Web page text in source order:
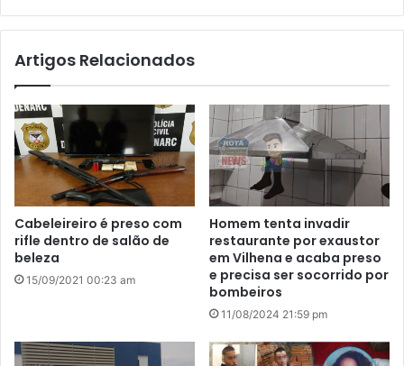
te
Artigos Relacionados
Cabeleireiro é preso com
rifle dentro de salão de
beleza
15/09/2021 00:23 am
Homem tenta invadir
restaurante por exaustor
em Vilhena e acaba preso
e precisa ser socorrido por
bombeiros
11/08/2024 21:59 pm